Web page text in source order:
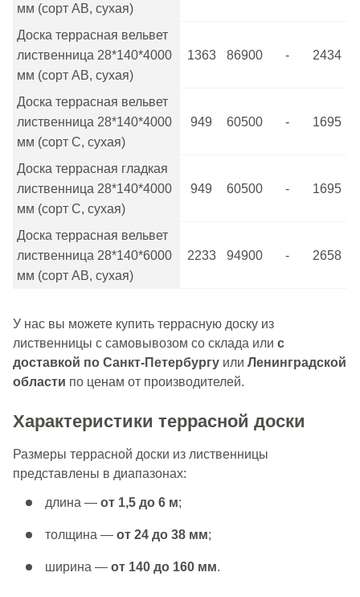
мм (сорт АВ, сухая)
Доска террасная вельвет
лиственница 28*140*4000
мм (сорт АВ, сухая)
1363 86900 - 2434
Доска террасная вельвет
лиственница 28*140*4000
мм (сорт С, сухая)
949 60500 - 1695
Доска террасная гладкая
лиственница 28*140*4000
мм (сорт С, сухая)
949 60500 - 1695
Доска террасная вельвет
лиственница 28*140*6000
мм (сорт АВ, сухая)
2233 94900 - 2658
У нас вы можете купить террасную доску из
лиственницы с самовывозом со склада или с
доставкой по Санкт-Петербургу или Ленинградской
области по ценам от производителей.
Характеристики террасной доски
Размеры террасной доски из лиственницы
представлены в диапазонах:
длина — от 1,5 до 6 м;
толщина — от 24 до 38 мм;
ширина — от 140 до 160 мм.